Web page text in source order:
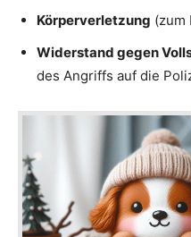
Körperverletzung (zum
Widerstand gegen
des Angriffs auf die